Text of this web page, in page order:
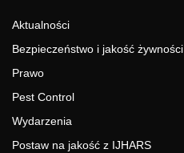
Aktualności
Bezpieczeństwo i jakość żywności
Prawo
Pest Control
Wydarzenia
Postaw na jakość z IJHARS